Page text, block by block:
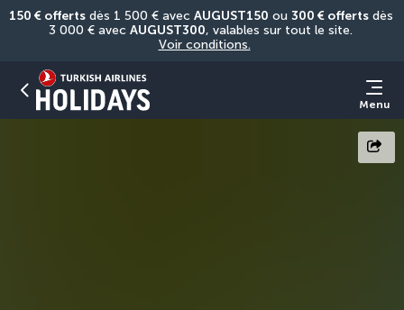
150 € offerts dès 1 500 € avec AUGUST150 ou 300 € offerts dès
3 000 € avec AUGUST300
Voir conditions.
Menu